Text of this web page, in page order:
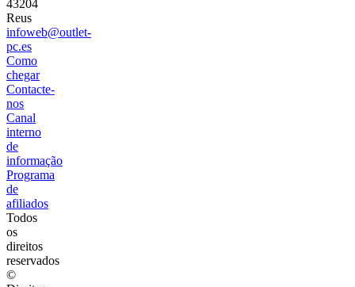
43204
Reus
infoweb@outlet-
pc.es
Como
chegar
Contacte-
nos
Canal
interno
de
informação
Programa
de
afiliados
Todos
os
direitos
reservados
©